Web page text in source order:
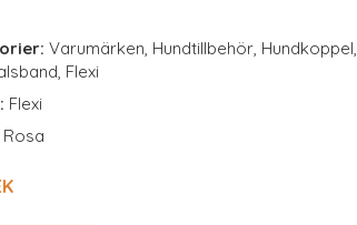
Varumärken, Hundtillbehör, Hundkoppel,
, Flexi
Flexi
Rosa